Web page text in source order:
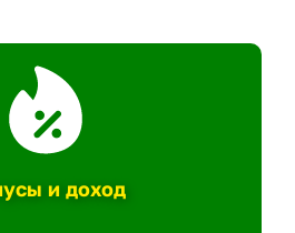
и доход